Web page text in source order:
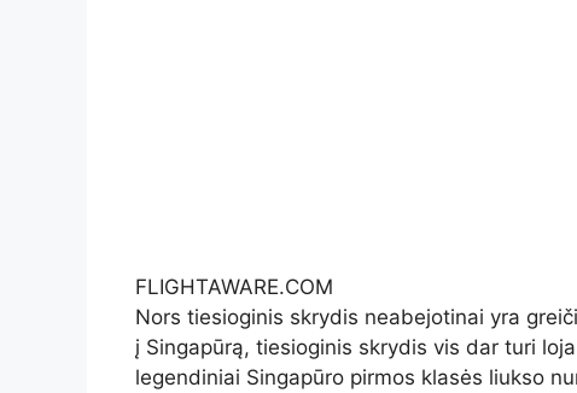
FLIGHTAWARE.COM
Nors tiesioginis skrydis neabejotinai yra
į Singapūrą, tiesioginis skrydis vis dar turi
legendiniai Singapūro pirmos klasės liukso